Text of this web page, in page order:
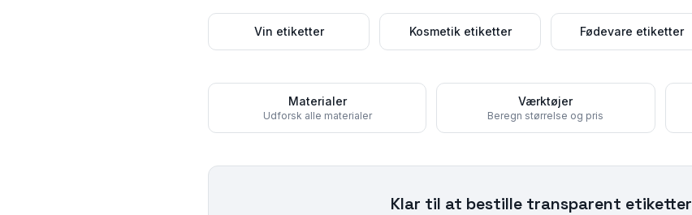
Vin etiketter Kosmetik etiketter Fødevare etiketter
Materialer
Udforsk alle materialer
Værktøjer
Beregn størrelse og pris
Klar til at bestille transparent etiketter